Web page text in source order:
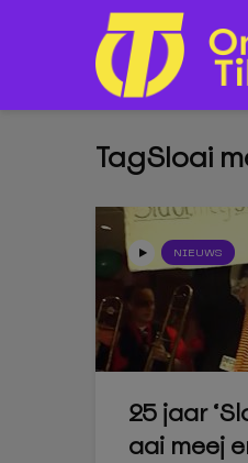
TagSloai
NIEUWS
25 jaar
aai meej